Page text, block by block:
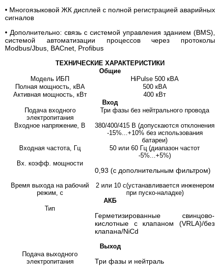
• Многоязыковой ЖК дисплей с полной регистрацией аварийных
сигналов
• Дополнительно: связь с системой управления зданием (BMS),
системой автоматизации процессов через протоколы
Modbus/Jbus, BACnet, Profibus
ТЕХНИЧЕСКИЕ ХАРАКТЕРИСТИКИ
Общие
Модель ИБП
HiPulse 500 кВА
Полная мощность, кВА
500 кВА
Активная мощность, кВт
400 кВт
Вход
Подача входного
электропитания
Три фазы без нейтрального провода
Входное напряжение, В
380/400/415 В (допускаются отклонения
-15%...+10% без использования
батареи)
Входная частота, Гц
50 или 60 Гц (диапазон частот
-5%...+5%)
Вх. коэфф. мощности
0,93 (с дополнительным фильтром)
Время выхода на рабочий
режим, с
2 или 10 с(устанавливается инженером
при пуско-наладке)
АКБ
Тип
Герметизированные свинцово-
кислотные с клапаном (VRLA)/без
клапана/NiCd
Выход
Подача выходного
электропитания
Три фазы и нейтраль